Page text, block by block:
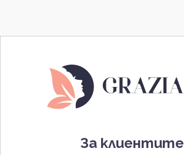
За клиентите